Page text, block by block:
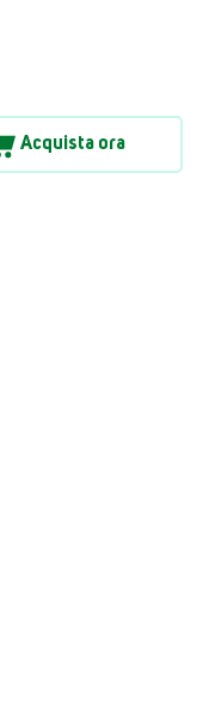
Acquista ora